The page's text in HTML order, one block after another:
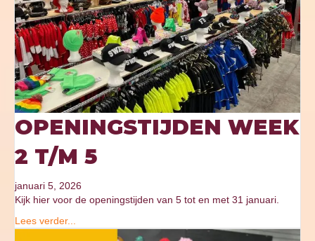
OPENINGSTIJDEN WEEK
2 T/M 5
januari 5, 2026
Kijk hier voor de openingstijden van 5 tot en met 31 januari.
Lees verder...